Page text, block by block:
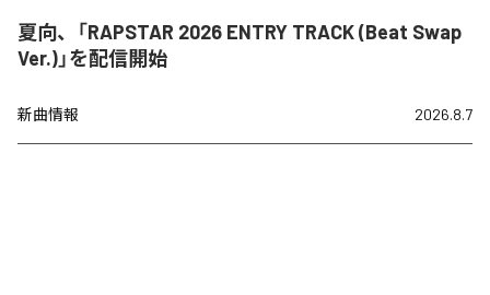
夏向、「RAPSTAR 2026 ENTRY TRACK (Beat Swap
Ver.)」を配信開始
新曲情報 2026.8.7